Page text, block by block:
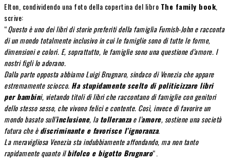
Elton, condividendo una foto della copertina del libro The family book,
scrive:
“Questo è uno dei libri di storie preferiti della famiglia Furnish-John e racconta
di un mondo totalmente inclusivo in cui le famiglie sono di tutte le forme,
dimensioni e colori. E, soprattutto, le famiglie sono una questione d’amore. I
nostri figli lo adorano.
Dalla parte opposta abbiamo Luigi Brugnaro, sindaco di Venezia che appare
estremamente sciocco. Ha stupidamentescelto di politicizzare libri
per bambini, vietando titoli di libri che raccontano di famiglie con genitori
dello stesso sesso, che vivono felici e contente. Così, invece di favorire un
mondo basato sull’inclusione, latolleranzae l’amore, sostiene una società
futura che èdiscriminante e favorisce l’ignoranza.
La meravigliosa Venezia sta indubbiamente affondando, ma non tanto
rapidamente quanto ilbifolco e bigotto Brugnaro“.